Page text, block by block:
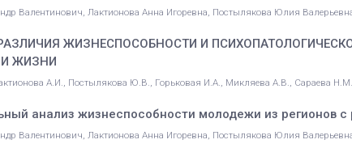
Валентинович, Лактионова Анна Игоревна, Постылякова Юлия
ЖИЗНЕСПОСОБНОСТИ И
ЖИЗНИ
А.И., Постылякова Ю.В., Горьковая И.А., Микляева А.В., Сараева
анализ жизнеспособности молодежи из регионов
Валентинович, Лактионова Анна Игоревна, Постылякова Юлия